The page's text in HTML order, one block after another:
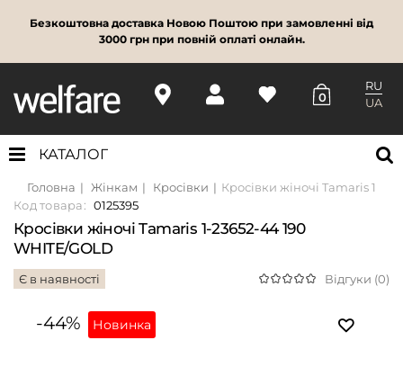
Безкоштовна доставка Новою Поштою при замовленні від
3000 грн при повній оплаті онлайн.
0
RU
UA
КАТАЛОГ
Головна Жінкам Кросівки
Кросівки жіночі Tamaris 1-
Код товара: 0125395
Кросівки жіночі Tamaris 1-23652-44 190
WHITE/GOLD
Є в наявності Відгуки (0)
-44% Новинка